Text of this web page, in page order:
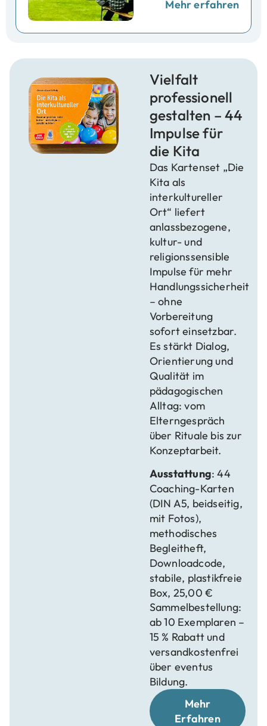
Mehr erfahren
Vielfalt
professionell
gestalten – 44
Impulse für
die Kita
Das Kartenset „Die
Kita als
interkultureller
Ort“ liefert
anlassbezogene,
kultur- und
religionssensible
Impulse für mehr
Handlungssicherheit
– ohne
Vorbereitung
sofort einsetzbar.
Es stärkt Dialog,
Orientierung und
Qualität im
pädagogischen
Alltag: vom
Elterngespräch
über Rituale bis zur
Konzeptarbeit.
Ausstattung: 44
Coaching-Karten
(DIN A5, beidseitig,
mit Fotos),
methodisches
Begleitheft,
Downloadcode,
stabile, plastikfreie
Box, 25,00 €
Sammelbestellung:
ab 10 Exemplaren –
15 % Rabatt und
versandkostenfrei
über eventus
Bildung.
Mehr
Erfahren